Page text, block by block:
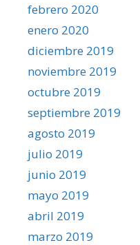
febrero 2020
enero 2020
diciembre 2019
noviembre 2019
octubre 2019
septiembre 2019
agosto 2019
julio 2019
junio 2019
mayo 2019
abril 2019
marzo 2019